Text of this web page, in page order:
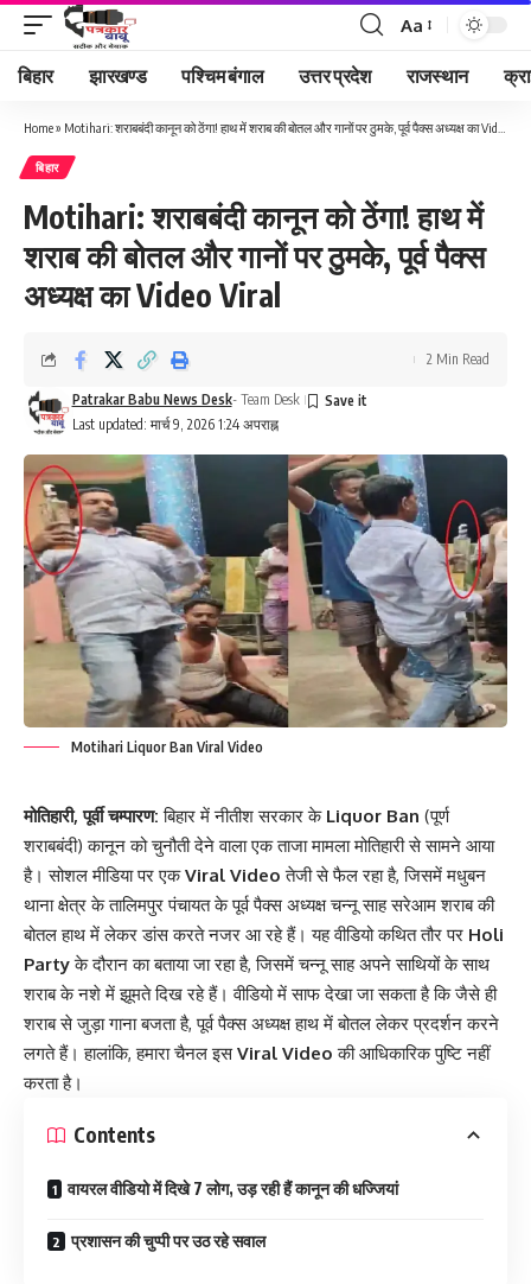
Font
Resizer
Aa
बिहार झारखण्ड पश्चिम बंगाल उत्तर प्रदेश राजस्थान
Home» Motihari: शराबबंदी कानून को ठेंगा! हाथ में शराब की बोतल और गानों पर ठुमके, पूर्व पैक्स अध्यक्ष का Video Viral
बिहार
Motihari: शराबबंदी कानून को ठेंगा! हाथ में
शराब की बोतल और गानों पर ठुमके, पूर्व पैक्स
अध्यक्ष का Video Viral
Last updated: मार्च 9, 2026 1:24 अपराह्न
Patrakar Babu News Desk- Team Desk
2 Min Read
Motihari Liquor Ban Viral Video
मोतिहारी, पूर्वी चम्पारण: बिहार में नीतीश सरकार के Liquor Ban (पूर्ण
शराबबंदी) कानून को चुनौती देने वाला एक ताजा मामला मोतिहारी से सामने आया
है। सोशल मीडिया पर एकViral Video तेजी से फैल रहा है, जिसमें मधुबन
थाना क्षेत्र के तालिमपुर पंचायत के पूर्व पैक्स अध्यक्ष चन्नू साह सरेआम शराब की
बोतल हाथ में लेकर डांस करते नजर आ रहे हैं। यह वीडियो कथित तौर पर Holi
Partyके दौरान का बताया जा रहा है, जिसमें चन्नू साह अपने साथियों के साथ
शराब के नशे में झूमते दिख रहे हैं। वीडियो में साफ देखा जा सकता है कि जैसे ही
शराब से जुड़ा गाना बजता है, पूर्व पैक्स अध्यक्ष हाथ में बोतल लेकर प्रदर्शन करने
लगते हैं। हालांकि, हमारा चैनल इसViral Video की आधिकारिक पुष्टि नहीं
करता है।
Contents
वायरल वीडियो में दिखे 7 लोग, उड़ रही हैं कानून की धज्जियां
प्रशासन की चुप्पी पर उठ रहे सवाल